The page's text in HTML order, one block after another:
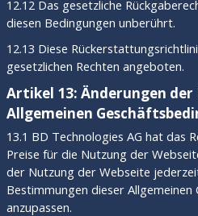
12.12 Das gesetzliche
diesen Bedingungen unberührt.
12.13 Diese
gesetzlichen Rechten angeboten.
Artikel 13: Änderungen der
Allgemeinen
13.1 BD Technologies AG hat das
Preise für die Nutzung der
der Nutzung der Webseite
Bestimmungen dieser Allgemeinen
anzupassen.